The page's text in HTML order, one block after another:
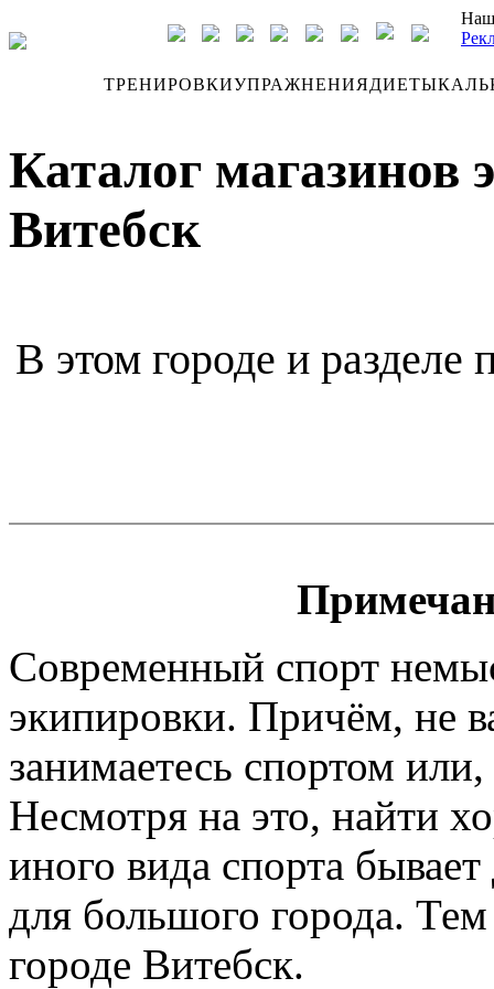
ТРЕНИРОВКИУПРАЖНЕНИЯДИЕТЫ
Каталог магазинов
Витебск
В этом городе и разделе
Современный спорт
экипировки. Причём, не
занимаетесь спортом
Несмотря на это, найти
иного вида спорта
для большого города.
городе Витебск.